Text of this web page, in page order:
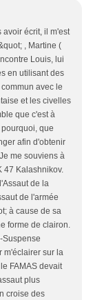
avoir écrit, il m'est
, Martine (
Louis, lui
en utilisant des
avec le
et les civelles
que c'est à
que
afin d'obtenir
me souviens à
47 Kalashnikov.
de la
de l'armée
à cause de sa
forme de clairon.
Suspense
m'éclairer sur la
FAMAS devait
plus
croise des